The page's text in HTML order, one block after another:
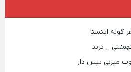
گوله اینستا
_ ترند
میزنی بیس دار